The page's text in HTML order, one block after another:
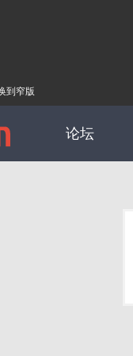
到窄版
论坛